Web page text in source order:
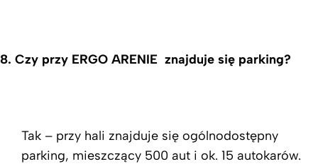
8. Czy przy ERGO ARENIE znajduje się parking?
Tak – przy hali znajduje się ogólnodostępny
parking, mieszczący 500 aut i ok. 15 autokarów.